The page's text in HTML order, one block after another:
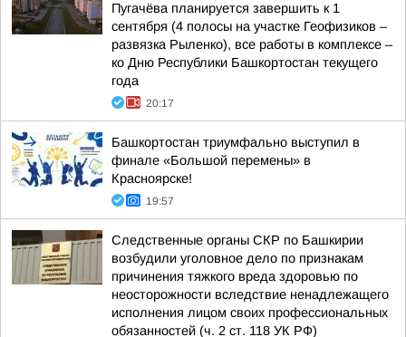
Пугачёва планируется завершить к 1
сентября (4 полосы на участке Геофизиков –
развязка Рыленко), все работы в комплексе –
ко Дню Республики Башкортостан текущего
года
20:17
Башкортостан триумфально выступил в
финале «Большой перемены» в
Красноярске!
19:57
Следственные органы СКР по Башкирии
возбудили уголовное дело по признакам
причинения тяжкого вреда здоровью по
неосторожности вследствие ненадлежащего
исполнения лицом своих профессиональных
обязанностей (ч. 2 ст. 118 УК РФ)